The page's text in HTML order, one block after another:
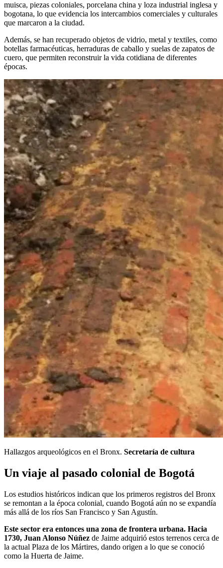
muisca, piezas coloniales, porcelana china y loza industrial inglesa y
bogotana, lo que evidencia los intercambios comerciales y culturales
que marcaron a la ciudad.
Además, se han recuperado objetos de vidrio, metal y textiles, como
botellas farmacéuticas, herraduras de caballo y suelas de zapatos de
cuero, que permiten reconstruir la vida cotidiana de diferentes
épocas.
Hallazgos arqueológicos en el Bronx. Secretaría de cultura
Un viaje al pasado colonial de Bogotá
Los estudios históricos indican que los primeros registros del Bronx
se remontan a la época colonial, cuando Bogotá aún no se expandía
más allá de los ríos San Francisco y San Agustín.
Este sector era entonces una zona de frontera urbana. Hacia
1730, Juan Alonso Núñez de Jaime adquirió estos terrenos cerca de
la actual Plaza de los Mártires, dando origen a lo que se conoció
como la Huerta de Jaime.